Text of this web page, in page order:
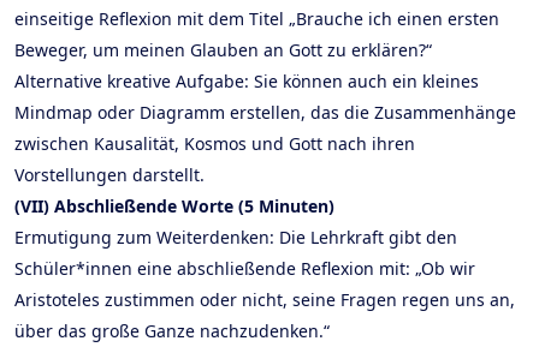
einseitige Reflexion mit dem Titel „Brauche ich einen ersten
Beweger, um meinen Glauben an Gott zu erklären?“
Alternative kreative Aufgabe: Sie können auch ein kleines
Mindmap oder Diagramm erstellen, das die Zusammenhänge
zwischen Kausalität, Kosmos und Gott nach ihren
Vorstellungen darstellt.
(VII) Abschließende Worte (5 Minuten)
Ermutigung zum Weiterdenken: Die Lehrkraft gibt den
Schüler*innen eine abschließende Reflexion mit: „Ob wir
Aristoteles zustimmen oder nicht, seine Fragen regen uns an,
über das große Ganze nachzudenken.“